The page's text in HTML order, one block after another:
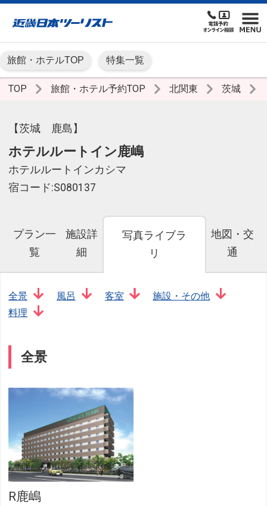
旅館・ホテルTOP 特集一覧
TOP 旅館・ホテル予約TOP 北関東 茨城
【茨城 鹿島】
ホテルルートイン鹿嶋
ホテルルートインカシマ
宿コード:S080137
プラン一
覧
施設詳
細
写真ライブラ
リ
地図・交
通
全景 風呂 客室
施設・その他
料理
全景
R鹿嶋